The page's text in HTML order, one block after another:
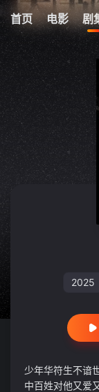
首页 电影 剧
我
2025
少年华符生不谙
中百姓对他又爱